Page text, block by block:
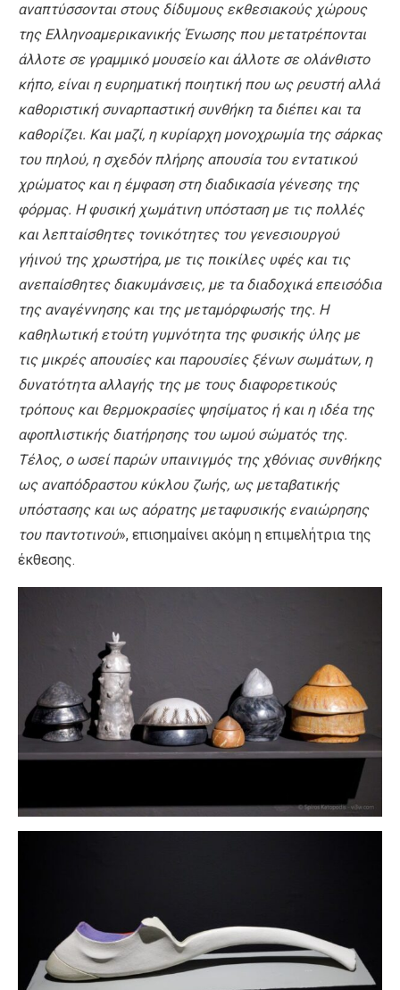
αναπτύσσονται στους δίδυμους εκθεσιακούς χώρους
της Ελληνοαμερικανικής Ένωσης που μετατρέπονται
άλλοτε σε γραμμικό μουσείο και άλλοτε σε ολάνθιστο
κήπο, είναι η ευρηματική ποιητική που ως ρευστή αλλά
καθοριστική συναρπαστική συνθήκη τα διέπει και τα
καθορίζει. Και μαζί, η κυρίαρχη μονοχρωμία της σάρκας
του πηλού, η σχεδόν πλήρης απουσία του εντατικού
χρώματος και η έμφαση στη διαδικασία γένεσης της
φόρμας. Η φυσική χωμάτινη υπόσταση με τις πολλές
και λεπταίσθητες τονικότητες του γενεσιουργού
γήινού της χρωστήρα, με τις ποικίλες υφές και τις
ανεπαίσθητες διακυμάνσεις, με τα διαδοχικά επεισόδια
της αναγέννησης και της μεταμόρφωσής της. Η
καθηλωτική ετούτη γυμνότητα της φυσικής ύλης με
τις μικρές απουσίες και παρουσίες ξένων σωμάτων, η
δυνατότητα αλλαγής της με τους διαφορετικούς
τρόπους και θερμοκρασίες ψησίματος ή και η ιδέα της
αφοπλιστικής διατήρησης του ωμού σώματός της.
Τέλος, ο ωσεί παρών υπαινιγμός της χθόνιας συνθήκης
ως αναπόδραστου κύκλου ζωής, ως μεταβατικής
υπόστασης και ως αόρατης μεταφυσικής εναιώρησης
του παντοτινού», επισημαίνει ακόμη η επιμελήτρια της
έκθεσης.